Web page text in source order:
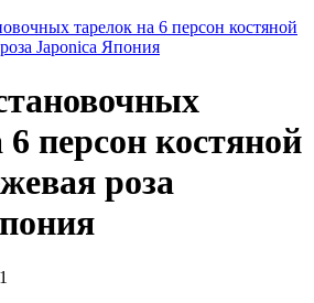
персон костяной
роза